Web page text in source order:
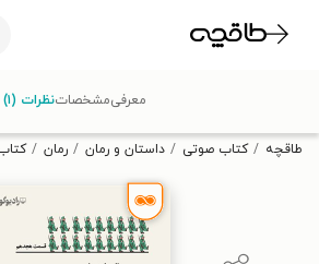
تخفیف از طاقچه دریافت کن.
طاقچه کتاب صوتی داستان و رمان رمان
معرفیمشخصاتنظرات (۱)